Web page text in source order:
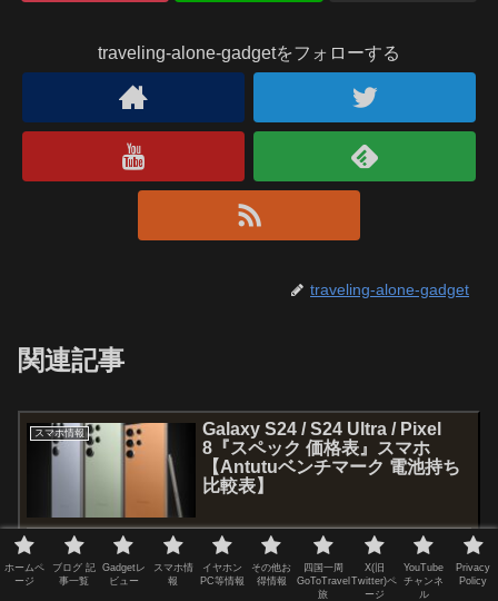
traveling-alone-gadgetをフォローする
traveling-alone-gadget
関連記事
スマホ情報
Galaxy S24 / S24 Ultra / Pixel
8『スペック 価格表』スマホ
【Antutuベンチマーク 電池持ち
比較表】
※どのメーカーからも企業案件、商品提供や貸出を一切受けていな
いので、メーカーに対する恩は一切ないです。本音の記事です。
ホームペ
ージ
ブログ 記
事一覧
Gadgetレ
ビュー
スマホ情
報
イヤホン
PC等情報
その他お
得情報
四国一周
GoToTravel
旅
X(旧
Twitter)ペ
ージ
YouTube
チャンネ
ル
Privacy
Policy